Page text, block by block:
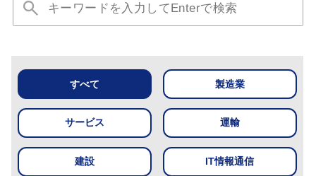
すべて 製造業
サービス 運輸
建設 IT情報通信